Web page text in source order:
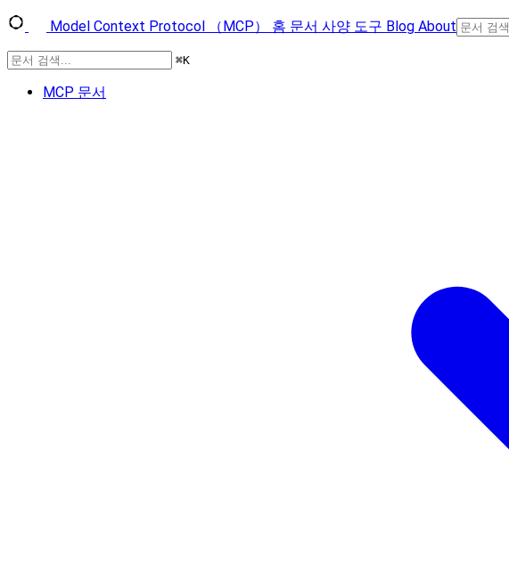
Model Context Protocol （MCP） 홈 문서 사양 도구 Blog About
⌘K
MCP 문서